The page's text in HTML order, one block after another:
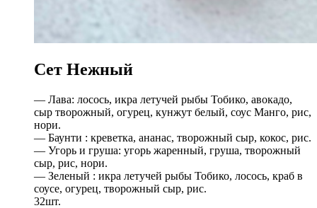
Сет Нежный
— Лава: лосось, икра летучей рыбы Тобико, авокадо,
сыр творожный, огурец, кунжут белый, соус Манго, рис,
нори.
— Баунти : креветка, ананас, творожный сыр, кокос, рис.
— Угорь и груша: угорь жаренный, груша, творожный
сыр, рис, нори.
— Зеленый : икра летучей рыбы Тобико, лосось, краб в
соусе, огурец, творожный сыр, рис.
32шт.